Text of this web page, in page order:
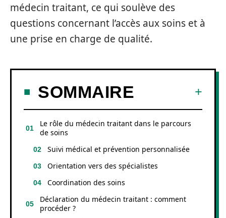
médecin traitant, ce qui soulève des
questions concernant l’accès aux soins et à
une prise en charge de qualité.
SOMMAIRE
Le rôle du médecin traitant dans le parcours
de soins
Suivi médical et prévention personnalisée
Orientation vers des spécialistes
Coordination des soins
Déclaration du médecin traitant : comment
procéder ?